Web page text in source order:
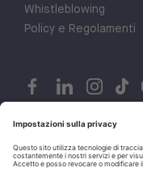
Whistleblowing
Policy e Regolamenti
© 2026 H-FARM. All